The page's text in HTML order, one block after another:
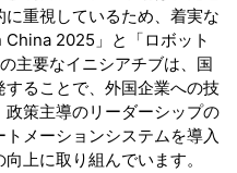
重視しているため、着実な
2025」と「ロボット
主要なイニシアチブは、国
ることで、外国企業への技
策主導のリーダーシップの
メーションシステムを導入
上に取り組んでいます。